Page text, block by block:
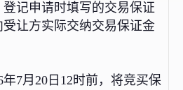
记申请时填写的交易保证
让方实际交纳交易保证金
7月20日12时前，将竞买保